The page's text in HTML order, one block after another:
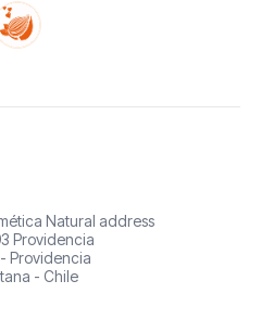
Natural address
Providencia
Providencia
- Chile